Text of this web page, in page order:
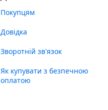
Покупцям
Довідка
Зворотній зв'язок
Як купувати з безпечною
оплатою